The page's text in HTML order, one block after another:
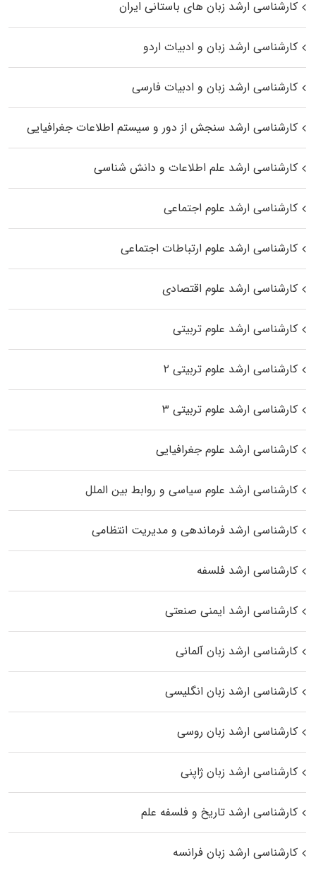
کارشناسی ارشد زبان‌ های باستانی ایران
کارشناسی ارشد زبان و ادبیات اردو
کارشناسی ارشد زبان و ادبیات فارسی
کارشناسی ارشد سنجش از دور و سیستم اطلاعات جغرافیایی
کارشناسی ارشد علم اطلاعات و دانش شناسی
کارشناسی ارشد علوم اجتماعی
کارشناسی ارشد علوم ارتباطات اجتماعی
کارشناسی ارشد علوم اقتصادی
کارشناسی ارشد علوم تربیتی
کارشناسی ارشد علوم تربیتی ۲
کارشناسی ارشد علوم تربیتی ۳
کارشناسی ارشد علوم جغرافیایی
کارشناسی ارشد علوم سیاسی و روابط بین الملل
کارشناسی ارشد فرماندهی و مدیریت انتظامی
کارشناسی ارشد فلسفه
کارشناسی ارشد ایمنی صنعتی
کارشناسی ارشد زبان آلمانی
کارشناسی ارشد زبان انگلیسی
کارشناسی ارشد زبان روسی
کارشناسی ارشد زبان ژاپنی
کارشناسی ارشد تاریخ و فلسفه علم
کارشناسی ارشد زبان فرانسه